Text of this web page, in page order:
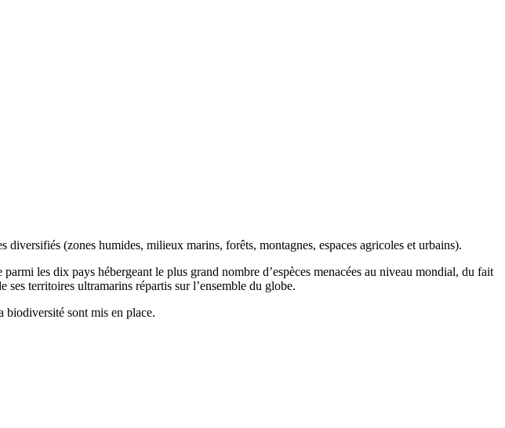
(zones humides, milieux marins, forêts, montagnes, espaces agricoles et urbains).
les dix pays hébergeant le plus grand nombre d’espèces menacées au niveau mondial, du fait
ses territoires ultramarins répartis sur l’ensemble du globe.
biodiversité sont mis en place.